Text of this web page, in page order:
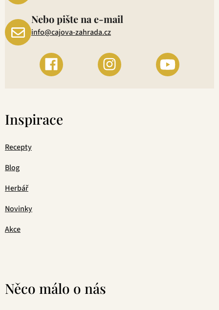
Nebo pište na e-mail
info@cajova-zahrada.cz
Inspirace
Recepty
Blog
Herbář
Novinky
Akce
Něco málo o nás